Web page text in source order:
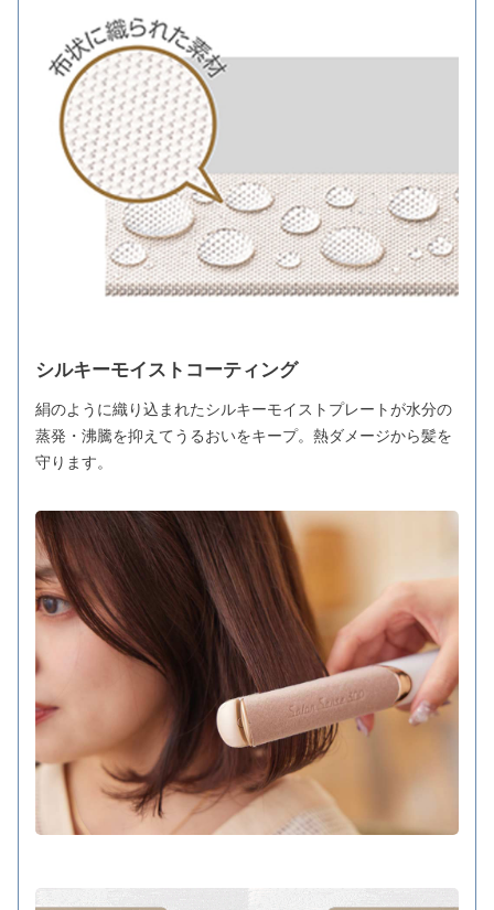
シルキーモイストコーティング
絹のように織り込まれたシルキーモイストプレートが水分の
蒸発・沸騰を抑えてうるおいをキープ。熱ダメージから髪を
守ります。